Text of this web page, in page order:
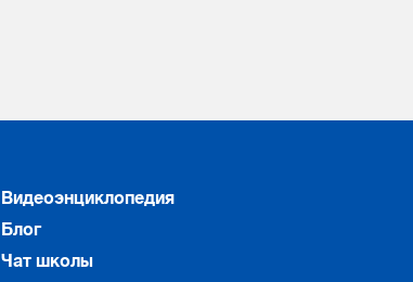
Видеоэнциклопедия
Блог
Чат школы